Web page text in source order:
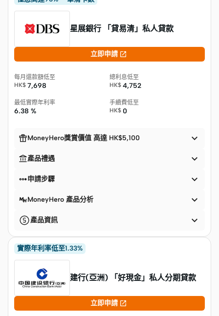
星展銀行 「貸易清」私人貸款
立即申請 
每月還款額低至
HK$ 7,698
總利息低至
HK$ 4,752
最低實際年利率
6.38 %
手續費低至
HK$ 0
MoneyHero獎賞價值 高達 HK$5,100 
產品禮遇 
申請步驟 
MoneyHero 產品分析 
產品資訊 
實際年利率低至1.33%
建行(亞洲) 「好現金」私人分期貸款
立即申請 